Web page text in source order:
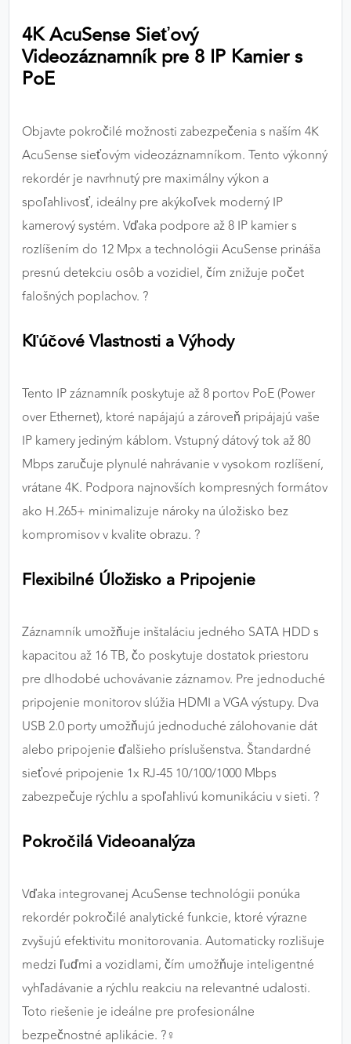
4K AcuSense Sieťový
Videozáznamník pre 8 IP Kamier s
PoE
Objavte pokročilé možnosti zabezpečenia s naším 4K
AcuSense sieťovým videozáznamníkom. Tento výkonný
rekordér je navrhnutý pre maximálny výkon a
spoľahlivosť, ideálny pre akýkoľvek moderný IP
kamerový systém. Vďaka podpore až 8 IP kamier s
rozlíšením do 12 Mpx a technológii AcuSense prináša
presnú detekciu osôb a vozidiel, čím znižuje počet
falošných poplachov. ?
Kľúčové Vlastnosti a Výhody
Tento IP záznamník poskytuje až 8 portov PoE (Power
over Ethernet), ktoré napájajú a zároveň pripájajú vaše
IP kamery jediným káblom. Vstupný dátový tok až 80
Mbps zaručuje plynulé nahrávanie v vysokom rozlíšení,
vrátane 4K. Podpora najnovších kompresných formátov
ako H.265+ minimalizuje nároky na úložisko bez
kompromisov v kvalite obrazu. ?
Flexibilné Úložisko a Pripojenie
Záznamník umožňuje inštaláciu jedného SATA HDD s
kapacitou až 16 TB, čo poskytuje dostatok priestoru
pre dlhodobé uchovávanie záznamov. Pre jednoduché
pripojenie monitorov slúžia HDMI a VGA výstupy. Dva
USB 2.0 porty umožňujú jednoduché zálohovanie dát
alebo pripojenie ďalšieho príslušenstva. Štandardné
sieťové pripojenie 1x RJ-45 10/100/1000 Mbps
zabezpečuje rýchlu a spoľahlivú komunikáciu v sieti. ?
Pokročilá Videoanalýza
Vďaka integrovanej AcuSense technológii ponúka
rekordér pokročilé analytické funkcie, ktoré výrazne
zvyšujú efektivitu monitorovania. Automaticky rozlišuje
medzi ľuďmi a vozidlami, čím umožňuje inteligentné
vyhľadávanie a rýchlu reakciu na relevantné udalosti.
Toto riešenie je ideálne pre profesionálne
bezpečnostné aplikácie. ?️‍♀️
Google Analytics
MARKETINGOVÉ COOKIES
Marketingové cookies sa používajú na sledovanie
správania používateľov naprieč webovými
stránkami. Umožňujú nám a našim partnerom
zobrazovať cielenú a relevantnú reklamu, a to na
našom webe aj v reklamných sieťach tretích strán.